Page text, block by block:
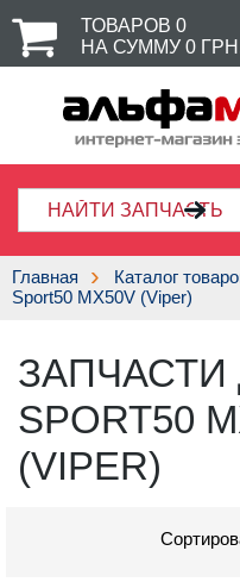
ТОВАРОВ 0
НА СУММУ 0
Главная Каталог
Sport50 MX50V (Viper)
ЗАПЧАСТИ
SPORT50
(VIPER)